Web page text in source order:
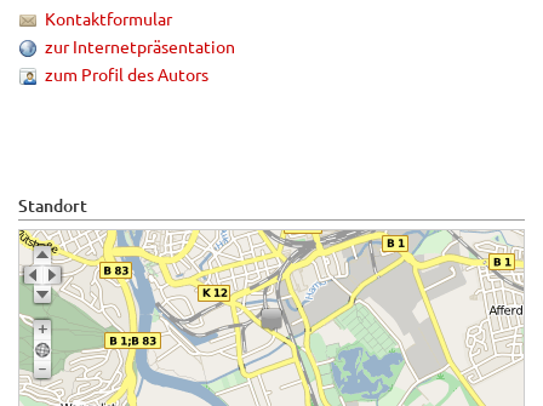
Kontaktformular
zur Internetpräsentation
zum Profil des Autors
Standort